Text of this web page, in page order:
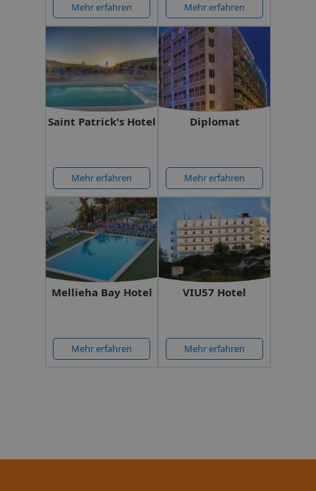
Mehr erfahren Mehr erfahren
Saint Patrick's Hotel
Mehr erfahren
Diplomat
Mehr erfahren
Mellieha Bay Hotel
Mehr erfahren
VIU57 Hotel
Mehr erfahren